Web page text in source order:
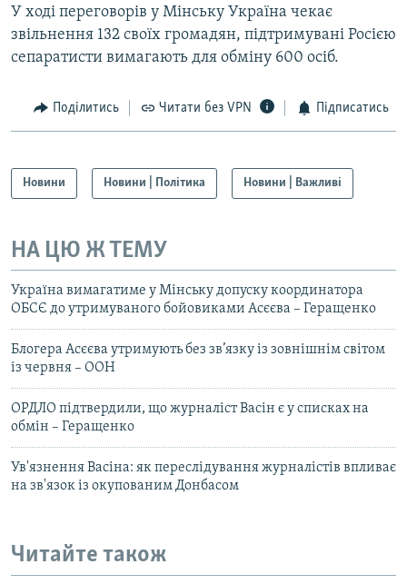
У ході переговорів у Мінську Україна чекає
звільнення 132 своїх громадян, підтримувані Росією
сепаратисти вимагають для обміну 600 осіб.
Поділитись Читати без VPN Підписатись
Новини Новини | Політика Новини | Важливі
НА ЦЮ Ж ТЕМУ
Україна вимагатиме у Мінську допуску координатора
ОБСЄ до утримуваного бойовиками Асєєва – Геращенко
Блогера Асєєва утримують без зв’язку із зовнішнім світом
із червня – ООН
ОРДЛО підтвердили, що журналіст Васін є у списках на
обмін – Геращенко
Ув'язнення Васіна: як переслідування журналістів впливає
на зв'язок із окупованим Донбасом
Читайте також